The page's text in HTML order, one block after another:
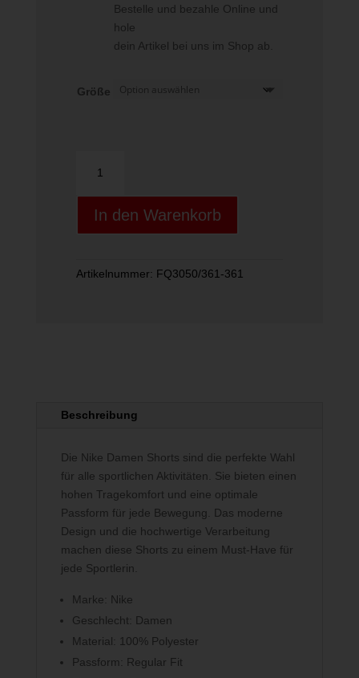
Bestelle und bezahle Online und
hole
dein Artikel bei uns im Shop ab.
Größe
Advantage
Women"s
Menge
In den Warenkorb
Artikelnummer: FQ3050/361-361
Beschreibung
Die Nike Damen Shorts sind die perfekte Wahl
für alle sportlichen Aktivitäten. Sie bieten einen
hohen Tragekomfort und eine optimale
Passform für jede Bewegung. Das moderne
Design und die hochwertige Verarbeitung
machen diese Shorts zu einem Must-Have für
jede Sportlerin.
Marke: Nike
Geschlecht: Damen
Material: 100% Polyester
Passform: Regular Fit